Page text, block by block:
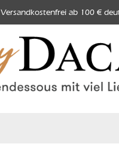
Versandkostenfrei ab 100 €